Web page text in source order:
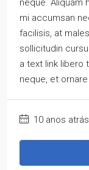
neque. Aliquam
mi accumsan
facilisis, at
sollicitudin
a text link libero
neque, et
10 anos atrás